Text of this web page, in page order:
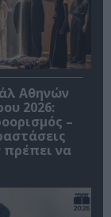
Αθηνών
2026:
–
πρέπει να